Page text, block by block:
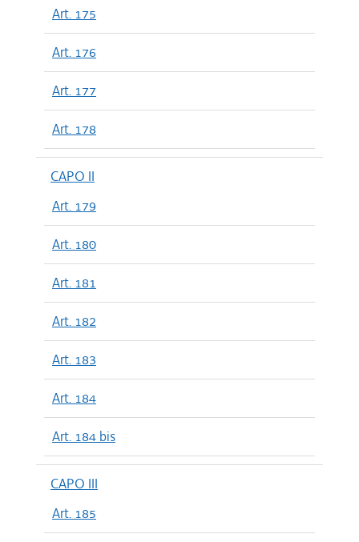
Art. 175
Art. 176
Art. 177
Art. 178
CAPO II
Art. 179
Art. 180
Art. 181
Art. 182
Art. 183
Art. 184
Art. 184 bis
CAPO III
Art. 185